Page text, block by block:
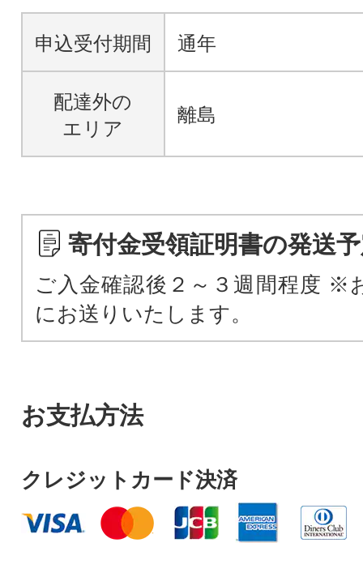
申込受付期間 通年
配達外の
エリア
離島
寄付金受領証明書の発送
ご入金確認後２～３週間程度 ※
にお送りいたします。
お支払方法
クレジットカード決済